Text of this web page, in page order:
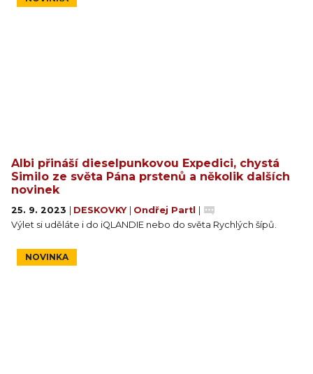
Albi přináší dieselpunkovou Expedici, chystá
Similo ze světa Pána prstenů a několik dalších
novinek
25. 9. 2023 DESKOVKY Ondřej Partl
Výlet si uděláte i do iQLANDIE nebo do světa Rychlých šípů.
NOVINKA